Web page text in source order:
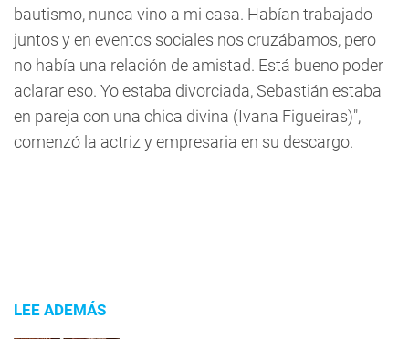
bautismo, nunca vino a mi casa. Habían trabajado
juntos y en eventos sociales nos cruzábamos, pero
no había una relación de amistad. Está bueno poder
aclarar eso. Yo estaba divorciada, Sebastián estaba
en pareja con una chica divina (Ivana Figueiras)",
comenzó la actriz y empresaria en su descargo.
LEE ADEMÁS